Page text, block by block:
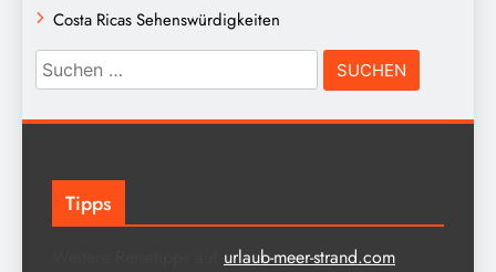
Costa Ricas Sehenswürdigkeiten
Suchen
nach:
Tipps
urlaub-meer-strand.com